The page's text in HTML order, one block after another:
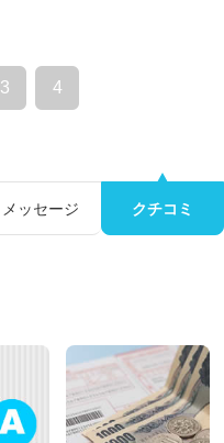
3 4
メッセージ クチコミ